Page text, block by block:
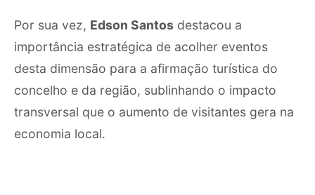
Por sua vez, Edson Santos destacou a
importância estratégica de acolher eventos
desta dimensão para a afirmação turística do
concelho e da região, sublinhando o impacto
transversal que o aumento de visitantes gera na
economia local.